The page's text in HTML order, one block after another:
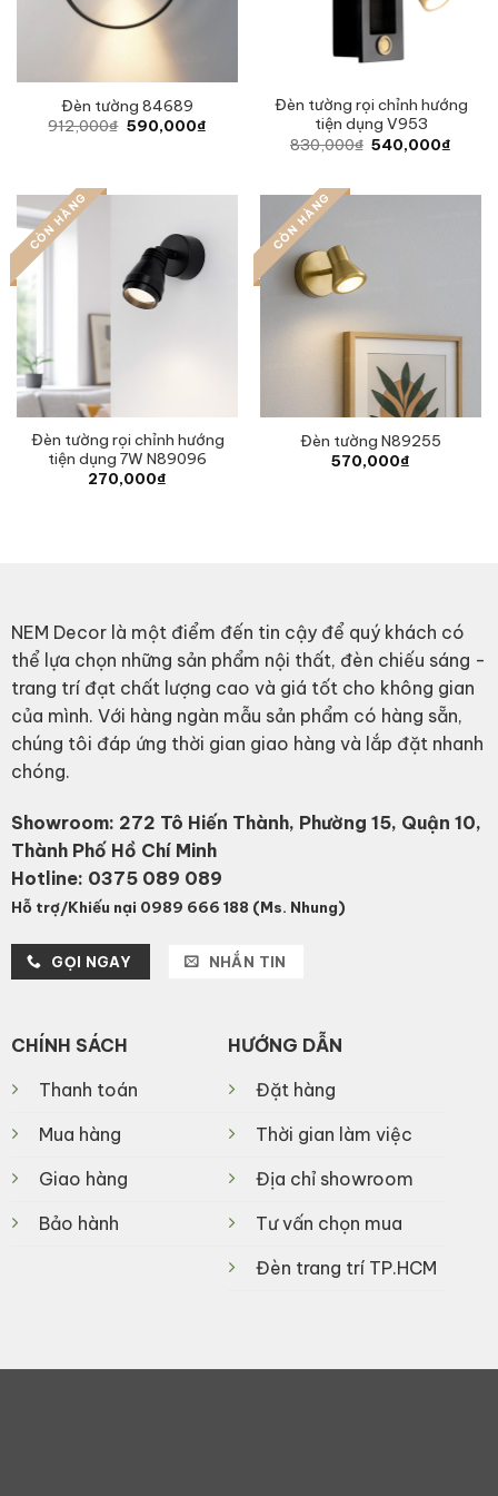
Đèn tường 84689
912,000₫ Original
price
590,000₫Current
Đèn tường rọi chỉnh hướng
tiện dụng V953
830,000₫ Original
price
540,000₫
CÒN HÀNG
Đèn tường rọi chỉnh hướng
tiện dụng 7W N89096
270,000₫
CÒN HÀNG
Đèn tường N89255
570,000₫
NEM Decor là một điểm đến tin cậy để quý khách có
thể lựa chọn những sản phẩm nội thất, đèn chiếu sáng -
trang trí đạt chất lượng cao và giá tốt cho không gian
của mình. Với hàng ngàn mẫu sản phẩm có hàng sẵn,
chúng tôi đáp ứng thời gian giao hàng và lắp đặt nhanh
chóng.
Showroom: 272 Tô Hiến Thành, Phường 15, Quận 10,
Thành Phố Hồ Chí Minh
Hotline: 0375 089 089
Hỗ trợ/Khiếu nại 0989 666 188 (Ms. Nhung)
GỌI NGAY NHẮN TIN
CHÍNH SÁCH
Thanh toán
Mua hàng
Giao hàng
Bảo hành
HƯỚNG DẪN
Đặt hàng
Thời gian làm việc
Địa chỉ showroom
Tư vấn chọn mua
Đèn trang trí TP.HCM